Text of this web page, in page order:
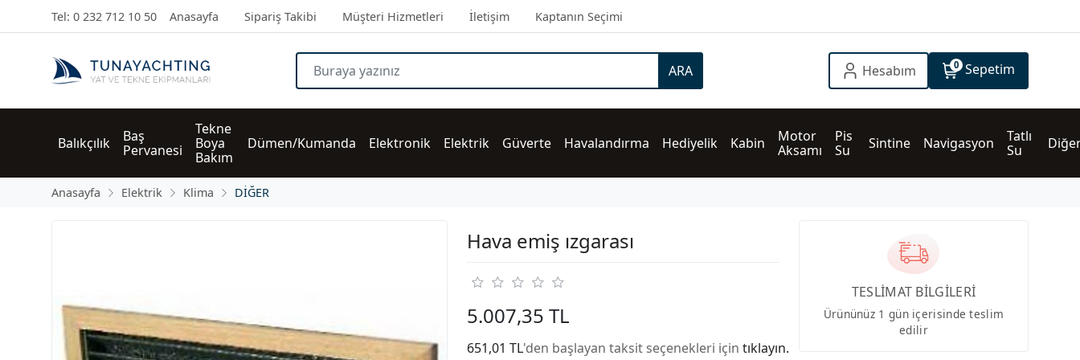
Tel: 0 232 712 10 50 Anasayfa Sipariş Takibi Müşteri Hizmetleri İletişim Kaptanın Seçimi
ARA Hesabım 0 Sepetim
Balıkçılık
Baş
Pervanesi
Tekne
Boya
Bakım
Dümen/Kumanda Elektronik Elektrik Güverte Havalandırma Hediyelik Kabin
Motor
Aksamı
Pis
Su
Sintine Navigasyon
Tatlı
Su
Anasayfa Elektrik Klima DİĞER
Hava emiş ızgarası
5.007,35 TL
651,01 TL'den başlayan taksit seçenekleri için tıklayın.
TESLİMAT BİLGİLERİ
Ürününüz 1 gün içerisinde teslim
edilir